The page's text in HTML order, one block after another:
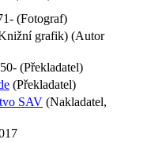
(Fotograf)
grafik) (Autor
(Překladatel)
(Překladatel)
SAV (Nakladatel,